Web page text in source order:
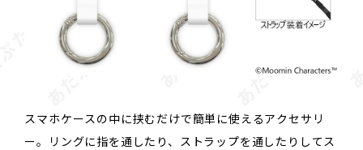
スマホケースの中に挟むだけで簡単に使えるアクセサリ
ー。リングに指を通したり、ストラップを通したりしてス